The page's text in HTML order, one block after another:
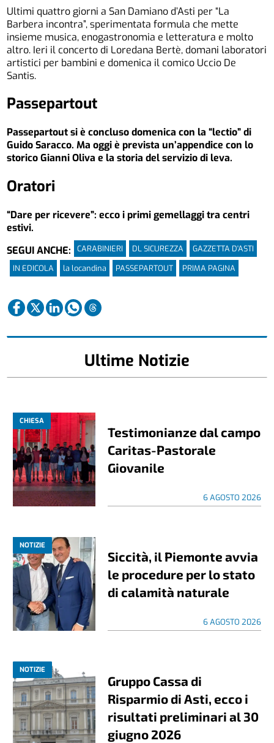
Ultimi quattro giorni a San Damiano d’Asti per “La
Barbera incontra”, sperimentata formula che mette
insieme musica, enogastronomia e letteratura e molto
altro. Ieri il concerto di Loredana Bertè, domani laboratori
artistici per bambini e domenica il comico Uccio De
Santis.
Passepartout
Passepartout si è concluso domenica con la “lectio” di
Guido Saracco. Ma oggi è prevista un’appendice con lo
storico Gianni Oliva e la storia del servizio di leva.
Oratori
“Dare per ricevere”: ecco i primi gemellaggi tra centri
estivi.
SEGUI ANCHE:
CARABINIERI DL SICUREZZA
GAZZETTA D'ASTI
IN EDICOLA
la locandina PASSEPARTOUT PRIMA PAGINA
Ultime Notizie
CHIESA
Testimonianze dal campo
Caritas-Pastorale
Giovanile
6 AGOSTO 2026
NOTIZIE
Siccità, il Piemonte avvia
le procedure per lo stato
di calamità naturale
6 AGOSTO 2026
NOTIZIE
Gruppo Cassa di
Risparmio di Asti, ecco i
risultati preliminari al 30
giugno 2026